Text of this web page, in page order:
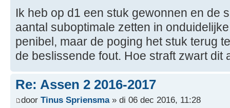
Ik heb op d1 een stuk gewonnen en de
aantal suboptimale zetten in
penibel, maar de poging het stuk terug
de beslissende fout. Hoe straft zwart dit
Re: Assen 2 2016-2017
door Tinus Spriensma» di 06 dec 2016, 11:28